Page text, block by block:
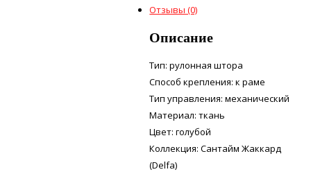
Отзывы (0)
Описание
Тип: рулонная штора
Способ крепления: к раме
Тип управления: механический
Материал: ткань
Цвет: голубой
Коллекция: Сантайм Жаккард
(Delfa)